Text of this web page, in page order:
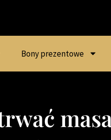
Bony prezentowe